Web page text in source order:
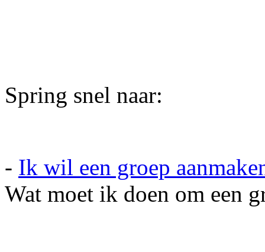
Spring snel naar:
- Ik wil een groep
Wat moet ik doen om een